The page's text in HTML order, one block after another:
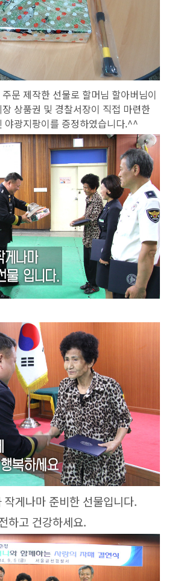
문 제작한 선물로 할머님 할아버님이
상품권 및 경찰서장이 직접 마련한
야광지팡이를 증정하였습니다.^^
작게나마 준비한 선물입니다.
하고 건강하세요.